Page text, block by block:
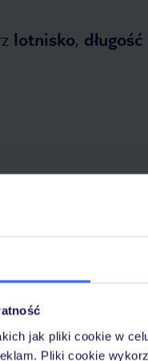
jak pliki cookie w
Pliki cookie
lotnisko,